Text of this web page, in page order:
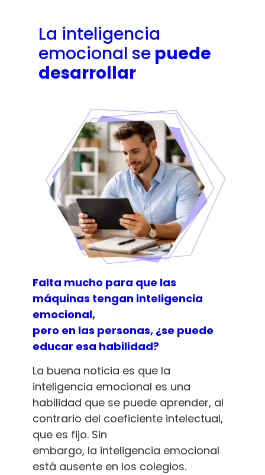
La inteligencia
emocional se puede
desarrollar
Falta mucho para que las
máquinas tengan inteligencia
emocional,
pero en las personas, ¿se puede
educar esa habilidad?
La buena noticia es que la
inteligencia emocional es una
habilidad que se puede aprender, al
contrario del coeficiente intelectual,
que es fijo. Sin
embargo, la inteligencia emocional
está ausente en los colegios.